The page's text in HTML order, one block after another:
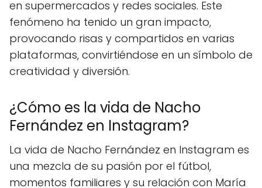
en supermercados y redes sociales. Este
fenómeno ha tenido un gran impacto,
provocando risas y compartidos en varias
plataformas, convirtiéndose en un símbolo de
creatividad y diversión.
¿Cómo es la vida de Nacho
Fernández en Instagram?
La vida de Nacho Fernández en Instagram es
una mezcla de su pasión por el fútbol,
momentos familiares y su relación con María